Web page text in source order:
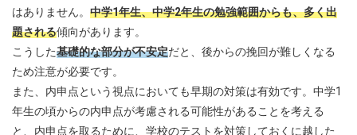
はありません。 中学1年生、中学2年生の勉強範囲からも、多く出
題される傾向があります。
こうした基礎的な部分が不安定だと、後からの挽回が難しくなる
ため注意が必要です。
また、内申点という視点においても早期の対策は有効です。中学1
年生の頃からの内申点が考慮される可能性があることを考える
と、内申点を取るために、学校のテストを対策しておくに越した